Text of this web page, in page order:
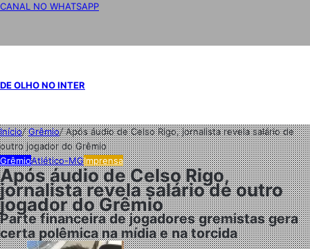
CANAL NO WHATSAPP
DE OLHO NO INTER
Início/Grêmio/Após áudio de Celso Rigo, jornalista revela salário de
outro jogador do Grêmio
GrêmioAtlético-MGImprensa
Após áudio de Celso Rigo,
jornalista revela salário de outro
jogador do Grêmio
Parte financeira de jogadores gremistas gera
certa polêmica na mídia e na torcida